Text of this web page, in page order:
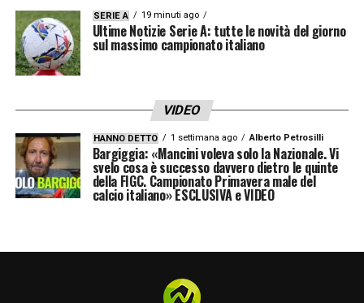
SERIE A 19 minuti ago
Ultime Notizie Serie A: tutte le novità del giorno
sul massimo campionato italiano
VIDEO
HANNO DETTO 1 settimana ago Alberto Petrosilli
Bargiggia: «Mancini voleva solo la Nazionale. Vi
svelo cosa è successo davvero dietro le quinte
della FIGC. Campionato Primavera male del
calcio italiano» ESCLUSIVA e VIDEO